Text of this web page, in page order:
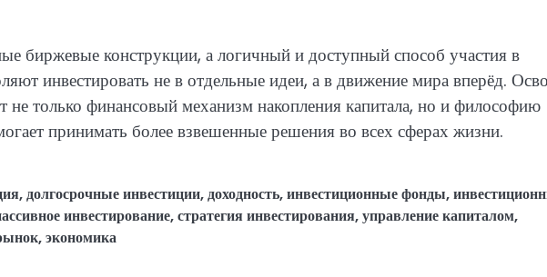
биржевые конструкции, а логичный и доступный способ участия в
инвестировать не в отдельные идеи, а в движение мира вперёд.
не только финансовый механизм накопления капитала, но и философию
принимать более взвешенные решения во всех сферах жизни.
,долгосрочные инвестиции,доходность,инвестиционные фонды,
инвестирование,стратегия инвестирования,управление капиталом,
,экономика